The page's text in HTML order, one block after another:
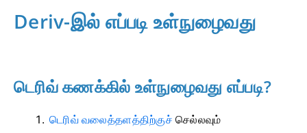
Deriv-இல் எப்படி உள்நுழைவது
டெரிவ் கணக்கில் உள்நுழைவது எப்படி?
டெரிவ் வலைத்தளத்திற்குச் செல்லவும்